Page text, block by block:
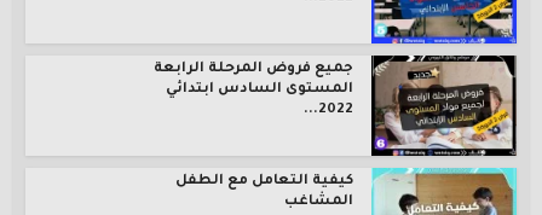
جميع فروض المرحلة الرابعة
المستوى السادس ابتدائي
2022...
كيفية التعامل مع الطفل
المشاغب